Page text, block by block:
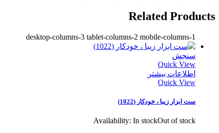
Related Products
desktop-columns-3 tablet-columns-2 mobile-columns-1
سنجش
Quick View
اطلاعات بیشتر
Quick View
ست ابزار زیبا ، خودکار (1022)
Availability: In stockOut of stock